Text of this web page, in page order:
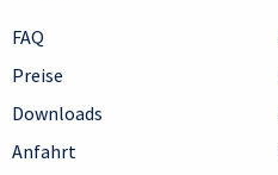
FAQ
Preise
Downloads
Anfahrt